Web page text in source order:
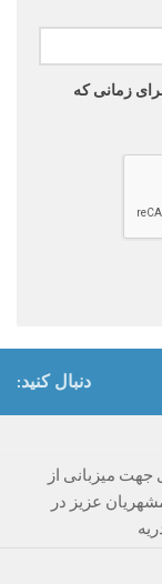
زمانی که
دنبال کنید:
جهت میزبانی از
عزیز در